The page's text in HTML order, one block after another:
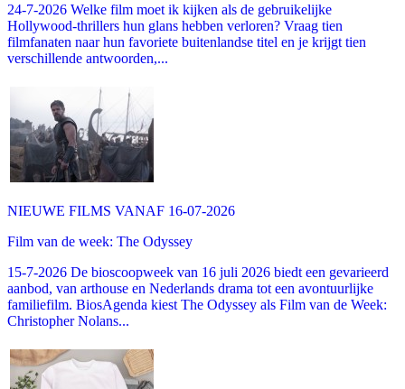
24-7-2026 Welke film moet ik kijken als de gebruikelijke
Hollywood-thrillers hun glans hebben verloren? Vraag tien
filmfanaten naar hun favoriete buitenlandse titel en je krijgt tien
verschillende antwoorden,...
NIEUWE FILMS VANAF 16-07-2026
Film van de week: The Odyssey
15-7-2026 De bioscoopweek van 16 juli 2026 biedt een gevarieerd
aanbod, van arthouse en Nederlands drama tot een avontuurlijke
familiefilm. BiosAgenda kiest The Odyssey als Film van de Week:
Christopher Nolans...